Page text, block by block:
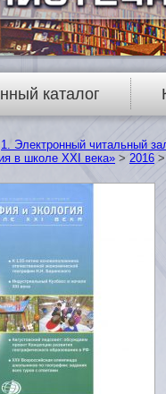
каталог
1. Электронный читальный
в школе XXI века» > 2016